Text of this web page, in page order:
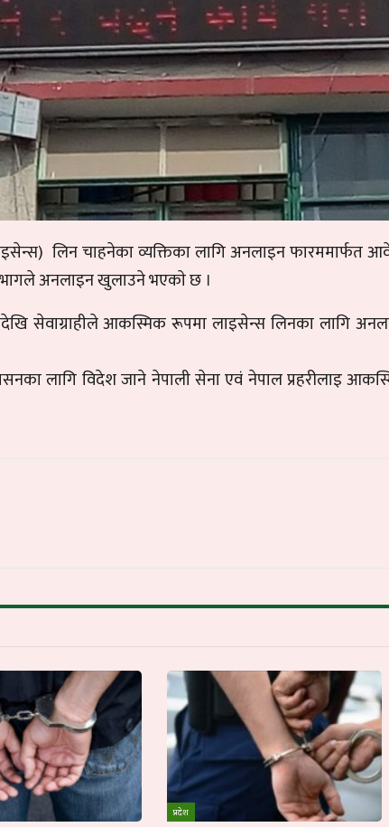
लिन चाहनेका व्यक्तिका लागि अनलाइन फारममार्फत
अनलाइन खुलाउने भएकाे छ ।
सेवाग्राहीले आकस्मिक रूपमा लाइसेन्स लिनका लागि
लागि विदेश जाने नेपाली सेना एवं नेपाल प्रहरीलाइ
प्रदेश